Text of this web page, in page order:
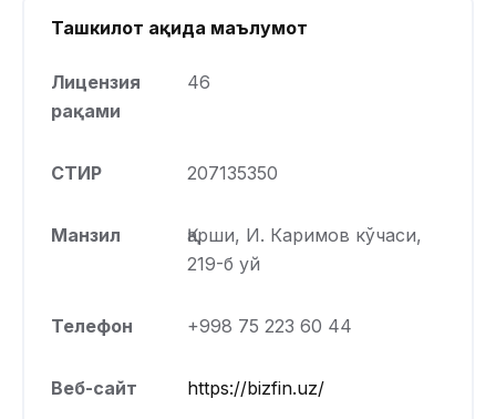
Ташкилот ҳақида маълумот
Лицензия
рақами
46
СТИР 207135350
Манзил
Қарши, И. Каримов кўчаси,
219-б уй
Телефон +998 75 223 60 44
Веб-сайт https://bizfin.uz/